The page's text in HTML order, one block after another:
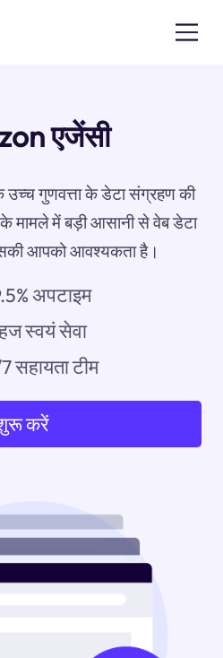
एजेंसी
उच्च गुणवत्ता के डेटा संग्रहण की
मामले में बड़ी आसानी से वेब डेटा
आपको आवश्यकता है।
अपटाइम
स्वयं सेवा
सहायता टीम
करें